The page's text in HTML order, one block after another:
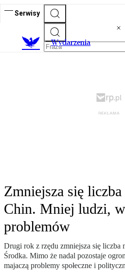
Serwisy
Wydarzenia
Zmniejsza się
Chin. Mniej ludzi,
problemów
Drugi rok z rzędu zmniejsza się liczba
Środka. Mimo że nadal pozostaje
majaczą problemy społeczne i